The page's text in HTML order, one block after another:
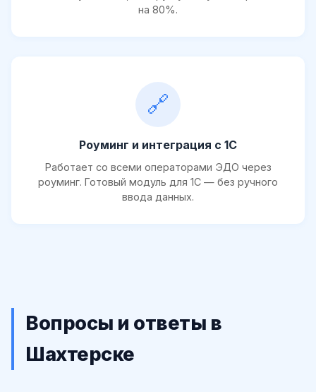
на 80%.
🔗
Роуминг и интеграция с 1С
Работает со всеми операторами ЭДО через
роуминг. Готовый модуль для 1С — без ручного
ввода данных.
Вопросы и ответы в
Шахтерске